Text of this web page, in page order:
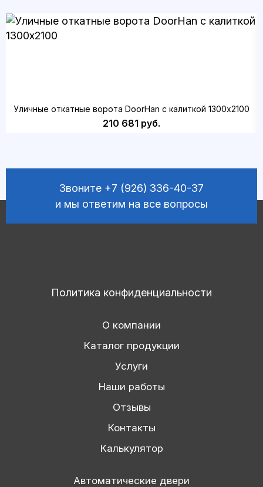
Уличные откатные ворота DoorHan с калиткой 1300х2100
210 681 руб.
Звоните +7 (926) 336-40-37
и мы ответим на все вопросы
Политика конфиденциальности
О компании
Каталог продукции
Услуги
Наши работы
Отзывы
Контакты
Калькулятор
Автоматические двери